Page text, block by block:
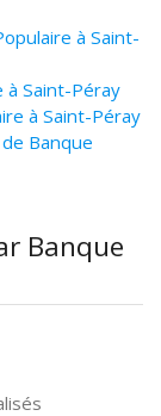
à Saint-
à Saint-Péray
à Saint-Péray
Banque
Banque